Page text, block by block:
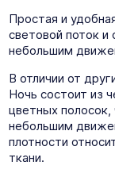
Простая и
световой поток
небольшим
В отличии от
Ночь состоит из
цветных
небольшим
плотности
ткани.